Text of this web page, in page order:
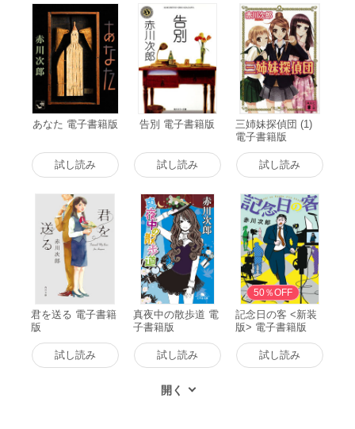
あなた 電子書籍版
試し読み
告別 電子書籍版
試し読み
三姉妹探偵団 (1)
電子書籍版
試し読み
君を送る 電子書籍
版
試し読み
真夜中の散歩道 電
子書籍版
試し読み
50％OFF
記念日の客 <新装
版> 電子書籍版
試し読み